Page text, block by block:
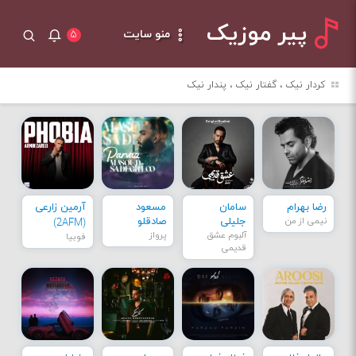
پیر موزیک منو سایت ۵
کردار نیک ، گفتار نیک ، پندار نیک
رضا بهرام
نیمی از من
سامان
جلیلی
آلبوم عشق
قدیمی
مسعود
صادقلو
پرواز
آرمین زارعی
(2AFM)
فوبیا